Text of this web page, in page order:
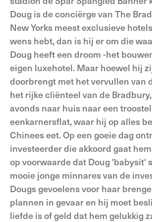
Doug is de conciërge van The
New Yorks meest exclusieve
wens hebt, dan is hij er om die
Doug heeft een droom -het
eigen luxehotel. Maar hoewel hij
doorbrengt met het vervullen van
het rijke cliënteel van de
avonds naar huis naar een
eenkarnersflat, waar hij op alles
Chinees eet. Op een goeie dag
investeerder die akkoord gaat
op voorwaarde dat Doug 'babysit'
mooie jonge minnares van de
Dougs gevoelens voor haar
plannen in gevaar en hij moet
liefde is of geld dat hem gelukkig